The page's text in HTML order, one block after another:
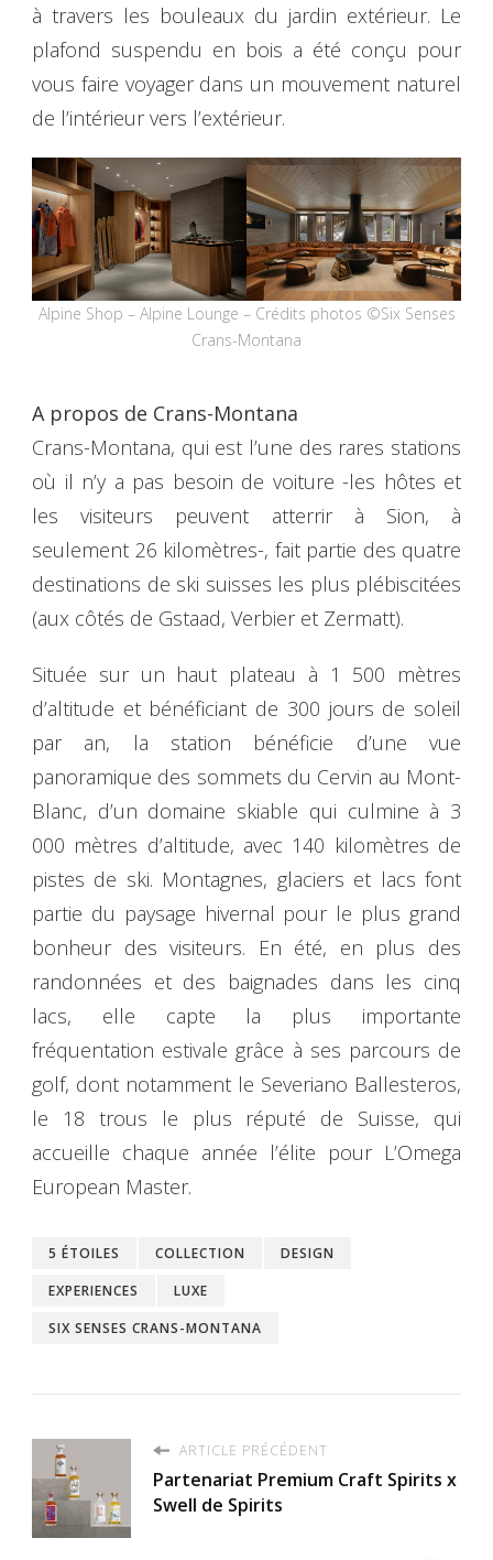
à travers les bouleaux du jardin extérieur. Le
plafond suspendu en bois a été conçu pour
vous faire voyager dans un mouvement naturel
de l’intérieur vers l’extérieur.
Alpine Shop – Alpine Lounge – Crédits photos ©Six Senses
Crans-Montana
A propos de Crans-Montana
Crans-Montana, qui est l’une des rares stations
où il n’y a pas besoin de voiture -les hôtes et
les visiteurs peuvent atterrir à Sion, à
seulement 26 kilomètres-, fait partie des quatre
destinations de ski suisses les plus plébiscitées
(aux côtés de Gstaad, Verbier et Zermatt).
Située sur un haut plateau à 1 500 mètres
d’altitude et bénéficiant de 300 jours de soleil
par an, la station bénéficie d’une vue
panoramique des sommets du Cervin au Mont-
Blanc, d’un domaine skiable qui culmine à 3
000 mètres d’altitude, avec 140 kilomètres de
pistes de ski. Montagnes, glaciers et lacs font
partie du paysage hivernal pour le plus grand
bonheur des visiteurs. En été, en plus des
randonnées et des baignades dans les cinq
lacs, elle capte la plus importante
fréquentation estivale grâce à ses parcours de
golf, dont notamment le Severiano Ballesteros,
le 18 trous le plus réputé de Suisse, qui
accueille chaque année l’élite pour L’Omega
European Master.
5 ÉTOILES COLLECTION
DESIGN
EXPERIENCES
LUXE
SIX SENSES CRANS-MONTANA
ARTICLE PRÉCÉDENT
Partenariat Premium Craft Spirits x
Swell de Spirits